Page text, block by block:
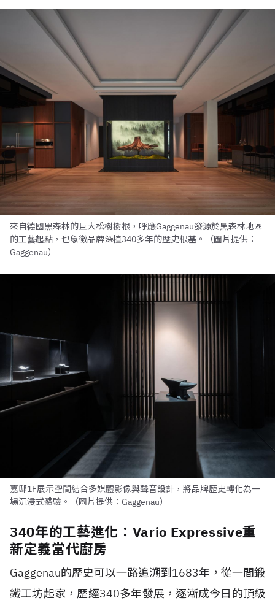
來自德國黑森林的巨大松樹樹根，呼應Gaggenau發源於黑森林地區
的工藝起點，也象徵品牌深植340多年的歷史根基。（圖片提供：
Gaggenau）
嘉邸1F展示空間結合多媒體影像與聲音設計，將品牌歷史轉化為一
場沉浸式體驗。（圖片提供：Gaggenau）
340年的工藝進化：Vario Expressive重
新定義當代廚房
Gaggenau的歷史可以一路追溯到1683年，從一間鍛
鐵工坊起家，歷經340多年發展，逐漸成今日的頂級